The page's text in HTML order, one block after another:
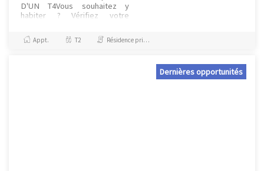
D'UN T4Vous souhaitez y
habiter ? Vérifiez votre
équipes !LA VILLEClermont-
Ferrand, comm...
Appt. T2 Résidence principale / PTZ
Dernières opportunités